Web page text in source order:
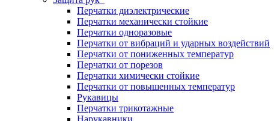
Перчатки диэлектрические
Перчатки механически стойкие
Перчатки одноразовые
Перчатки от вибраций и ударных воздействий
Перчатки от пониженных температур
Перчатки от порезов
Перчатки химически стойкие
Перчатки от повышенных температур
Рукавицы
Перчатки трикотажные
Нарукавники